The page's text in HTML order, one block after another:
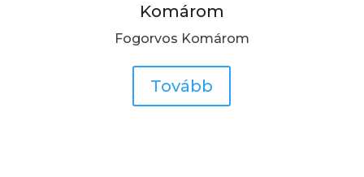
Komárom
Fogorvos Komárom
Tovább